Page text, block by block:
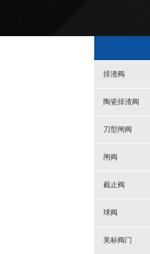
排渣阀
陶瓷排渣阀
刀型闸阀
闸阀
截止阀
球阀
美标阀门